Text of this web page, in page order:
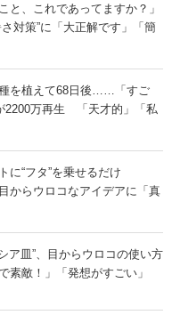
と、これであってますか？」
対策”に「大正解です」「簡
を植えて68日後……「すご
2200万再生 「天才的」「私
に“フタ”を乗せるだけ
らウロコなアイデアに「真
ア皿”、目からウロコの使い方
敵！」「発想がすごい」